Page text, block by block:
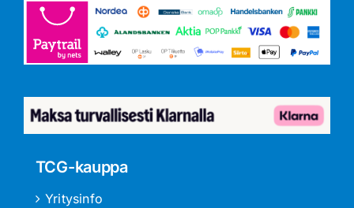
TCG-kauppa
Yritysinfo